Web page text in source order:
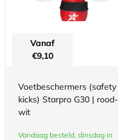
Vanaf
€9,10
Voetbeschermers (safety
kicks) Starpro G30 | rood-
wit
Vandaag besteld, dinsdag in